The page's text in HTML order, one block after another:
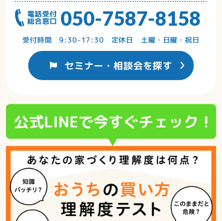
050-7587-8158
受付時間 9:30-17:30 定休日 土曜・日曜・祝日
セミナー・相談会を探す
店舗で相談する